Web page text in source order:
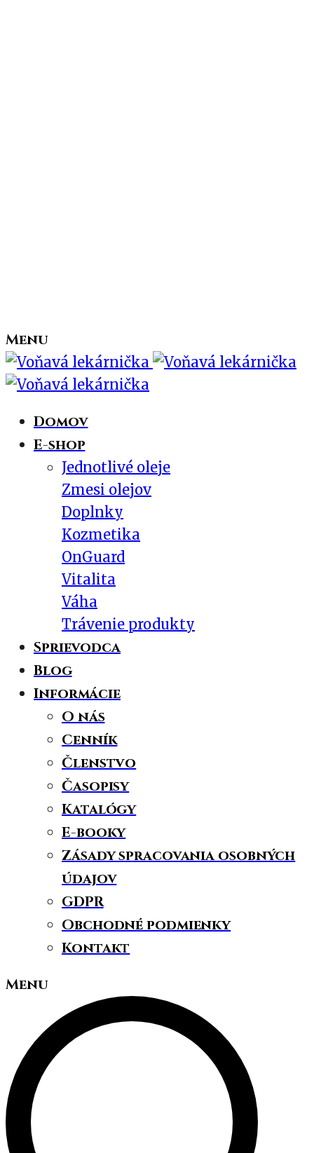
Menu
Domov
E-shop
Jednotlivé oleje
Zmesi olejov
Doplnky
Kozmetika
OnGuard
Vitalita
Váha
Trávenie produkty
Sprievodca
Blog
Informácie
O nás
Cenník
Členstvo
Časopisy
Katalógy
E-booky
Zásady spracovania osobných
údajov
GDPR
Obchodné podmienky
Kontakt
Menu